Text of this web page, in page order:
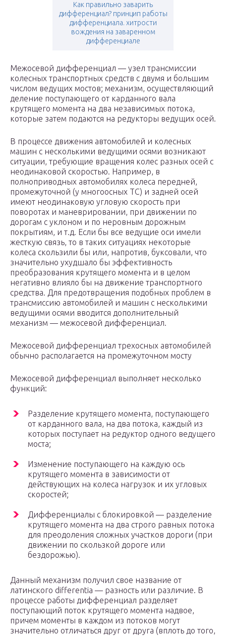
Как правильно заварить
дифференциал? принцип работы
дифференциала. хитрости
вождения на заваренном
дифференциале
Межосевой дифференциал — узел трансмиссии
колесных транспортных средств с двумя и большим
числом ведущих мостов; механизм, осуществляющий
деление поступающего от карданного вала
крутящего момента на два независимых потока,
которые затем подаются на редукторы ведущих осей.
В процессе движения автомобилей и колесных
машин с несколькими ведущими осями возникают
ситуации, требующие вращения колес разных осей с
неодинаковой скоростью. Например, в
полноприводных автомобилях колеса передней,
промежуточной (у многоосных ТС) и задней осей
имеют неодинаковую угловую скорость при
поворотах и маневрировании, при движении по
дорогам с уклоном и по неровным дорожным
покрытиям, и т.д. Если бы все ведущие оси имели
жесткую связь, то в таких ситуациях некоторые
колеса скользили бы или, напротив, буксовали, что
значительно ухудшало бы эффективность
преобразования крутящего момента и в целом
негативно влияло бы на движение транспортного
средства. Для предотвращения подобных проблем в
трансмиссию автомобилей и машин с несколькими
ведущими осями вводится дополнительный
механизм — межосевой дифференциал.
Межосевой дифференциал трехосных автомобилей
обычно располагается на промежуточном мосту
Межосевой дифференциал выполняет несколько
функций:
Разделение крутящего момента, поступающего
от карданного вала, на два потока, каждый из
которых поступает на редуктор одного ведущего
моста;
Изменение поступающего на каждую ось
крутящего момента в зависимости от
действующих на колеса нагрузок и их угловых
скоростей;
Дифференциалы с блокировкой — разделение
крутящего момента на два строго равных потока
для преодоления сложных участков дороги (при
движении по скользкой дороге или
бездорожью).
Данный механизм получил свое название от
латинского differentia — разность или различие. В
процессе работы дифференциал разделяет
поступающий поток крутящего момента надвое,
причем моменты в каждом из потоков могут
значительно отличаться друг от друга (вплоть до того,